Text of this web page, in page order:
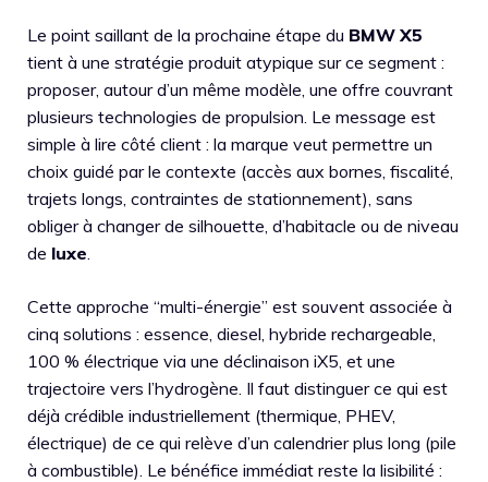
Le point saillant de la prochaine étape du BMW X5
tient à une stratégie produit atypique sur ce segment :
proposer, autour d’un même modèle, une offre couvrant
plusieurs technologies de propulsion. Le message est
simple à lire côté client : la marque veut permettre un
choix guidé par le contexte (accès aux bornes, fiscalité,
trajets longs, contraintes de stationnement), sans
obliger à changer de silhouette, d’habitacle ou de niveau
de luxe.
Cette approche “multi-énergie” est souvent associée à
cinq solutions : essence, diesel, hybride rechargeable,
100 % électrique via une déclinaison iX5, et une
trajectoire vers l’hydrogène. Il faut distinguer ce qui est
déjà crédible industriellement (thermique, PHEV,
électrique) de ce qui relève d’un calendrier plus long (pile
à combustible). Le bénéfice immédiat reste la lisibilité :